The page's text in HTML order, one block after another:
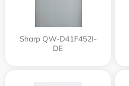
Sharp QW-D41F452I-
DE